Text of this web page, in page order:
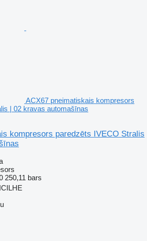
ACX67 pneimatiskais kompresors
| 02 kravas automašīnas
kompresors paredzēts IVECO Stralis
250,11 bars